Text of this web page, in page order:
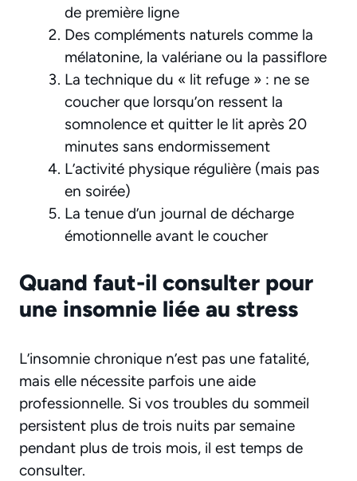
de première ligne
Des compléments naturels comme la
mélatonine, la valériane ou la passiflore
La technique du « lit refuge » : ne se
coucher que lorsqu’on ressent la
somnolence et quitter le lit après 20
minutes sans endormissement
L’activité physique régulière (mais pas
en soirée)
La tenue d’un journal de décharge
émotionnelle avant le coucher
Quand faut-il consulter pour
une insomnie liée au stress
L’insomnie chronique n’est pas une fatalité,
mais elle nécessite parfois une aide
professionnelle. Si vos troubles du sommeil
persistent plus de trois nuits par semaine
pendant plus de trois mois, il est temps de
consulter.